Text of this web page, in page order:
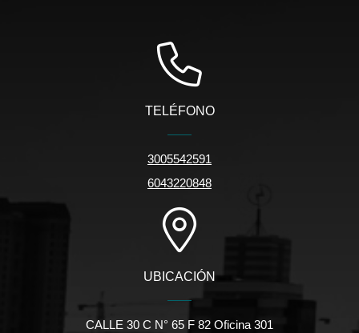
TELÉFONO
3005542591
6043220848
UBICACIÓN
CALLE 30 C N° 65 F 82 Oficina 301